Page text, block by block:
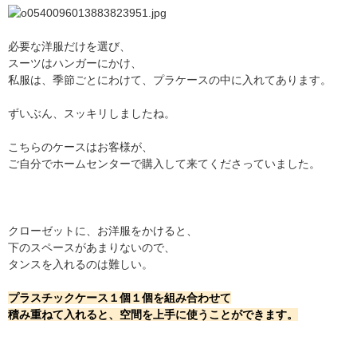
必要な洋服だけを選び、
スーツはハンガーにかけ、
私服は、季節ごとにわけて、プラケースの中に入れてあります。
ずいぶん、スッキリしましたね。
こちらのケースはお客様が、
ご自分でホームセンターで購入して来てくださっていました。
クローゼットに、お洋服をかけると、
下のスペースがあまりないので、
タンスを入れるのは難しい。
プラスチックケース１個１個を組み合わせて
積み重ねて入れると、空間を上手に使うことができます。